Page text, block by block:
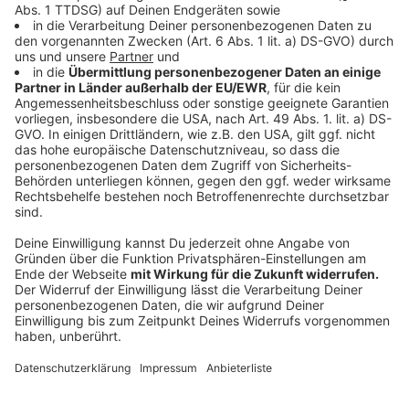
soll wohl Ende März sein.
Anzeige
Einführung einer nationalen Teststrategie
Anzeige
Bund und Länder verfolgen das Ziel einernationalen
umgesetzt werden soll. Unternehmensollen
Beschäftigte in Präsenz pro Woche einen Corona-Test
ermöglichen. InSchulen und Kitassoll pro
Präsenzwoche mindestens ein kostenlosen
Schnelltest bei Personal und Schüler*innen
asymptomatischen Bürger*innen wird ein kostenloser